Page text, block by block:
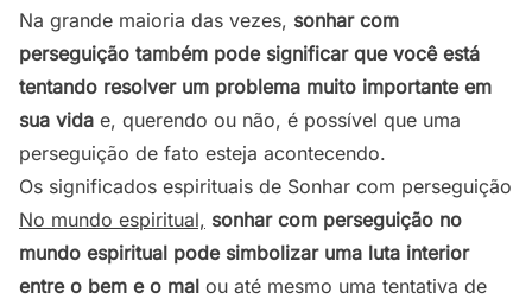
Na grande maioria das vezes, sonhar com
perseguição também pode significar que você está
tentando resolver um problema muito importante em
sua vida e, querendo ou não, é possível que uma
perseguição de fato esteja acontecendo.
Os significados espirituais de Sonhar com perseguição
No mundo espiritual, sonhar com perseguição no
mundo espiritual pode simbolizar uma luta interior
entre o bem e o mal ou até mesmo uma tentativa de